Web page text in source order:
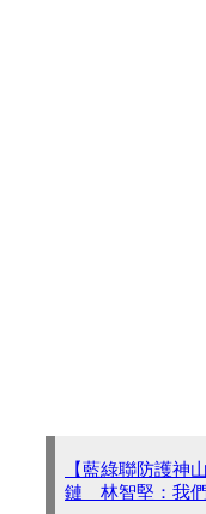
【藍綠聯防護神
鏈 林智堅：我